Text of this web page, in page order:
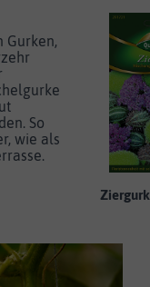
Gurken,
So
wie als